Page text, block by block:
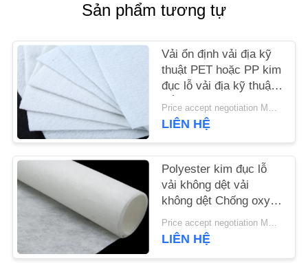
TÔI
TIN
TỨC
YÊU
CẦU
BÁO
GIÁ
Sản phẩm tương tự
Vải ổn định vải địa kỹ
thuật PET hoặc PP kim
đục lỗ vải địa kỹ thuật
trắng chống lão hóa
Price accept negotiation MOQ:1sqm
LIÊN HỆ
Polyester kim đục lỗ
vải không dệt vải
không dệt Chống oxy
hóa
Price accept negotiation MOQ:100m2
LIÊN HỆ